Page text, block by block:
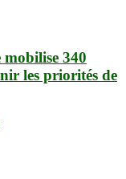
340
les priorités de